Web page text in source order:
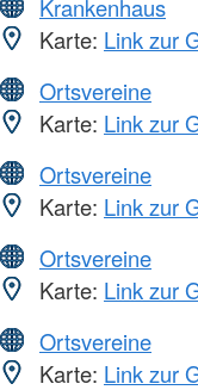
Krankenhaus
Karte: Link zur
Ortsvereine
Karte: Link zur
Ortsvereine
Karte: Link zur
Ortsvereine
Karte: Link zur
Ortsvereine
Karte: Link zur